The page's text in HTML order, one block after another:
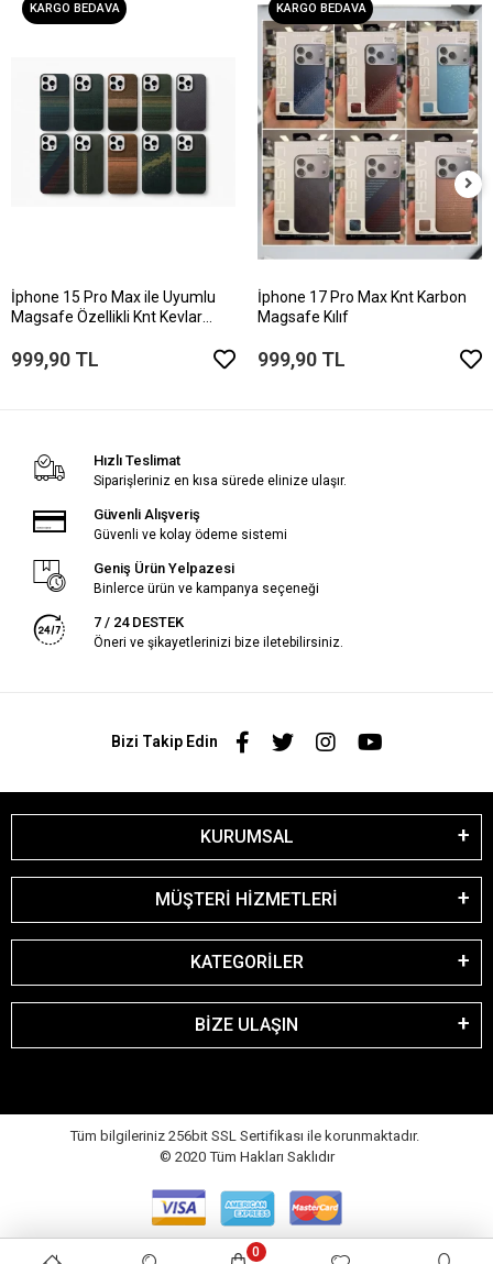
KARGO BEDAVA
İphone 15 Pro Max ile Uyumlu
Magsafe Özellikli Knt Kevlar
999,90 TL
KARGO BEDAVA
İphone 17 Pro Max Knt Karbon
Magsafe Kılıf
999,90 TL
Hızlı Teslimat
Siparişleriniz en kısa sürede elinize ulaşır.
Güvenli Alışveriş
Güvenli ve kolay ödeme sistemi
Geniş Ürün Yelpazesi
Binlerce ürün ve kampanya seçeneği
7 / 24 DESTEK
Öneri ve şikayetlerinizi bize iletebilirsiniz.
Bizi Takip Edin
KURUMSAL
MÜŞTERİ HİZMETLERİ
KATEGORİLER
BİZE ULAŞIN
Tüm bilgileriniz 256bit SSL Sertifikası ile korunmaktadır.
© 2020 Tüm Hakları Saklıdır
0